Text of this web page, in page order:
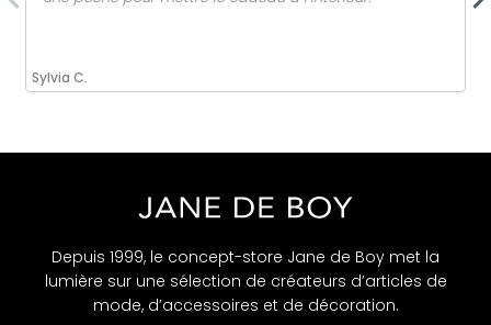
Sylvia C.
Depuis 1999, le concept-store Jane de Boy met la
lumière sur une sélection de créateurs d’articles de
mode, d’accessoires et de décoration.